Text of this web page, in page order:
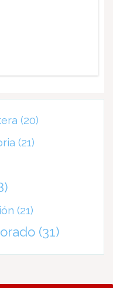
(20)
(21)
(21)
(31)